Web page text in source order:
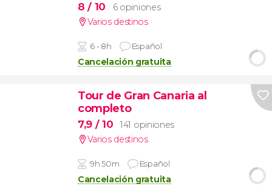
8/ 10
6 opiniones
Varios destinos
6 - 8h Español
Cancelación gratuita
Tour de Gran Canaria al
completo
7,9 / 10
141 opiniones
Varios destinos
9h 50m Español
Cancelación gratuita